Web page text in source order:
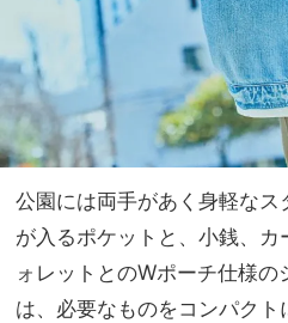
公園には両手があく身軽な
が入るポケットと、小銭、
ォレットとのWポーチ仕様の
は、必要なものをコンパクト